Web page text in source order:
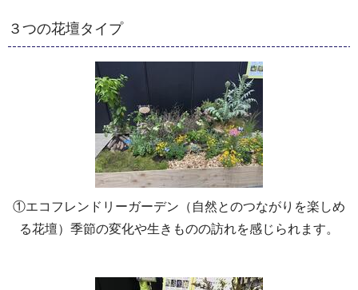
３つの花壇タイプ
①エコフレンドリーガーデン（自然とのつながりを楽しめ
る花壇）季節の変化や生きものの訪れを感じられます。